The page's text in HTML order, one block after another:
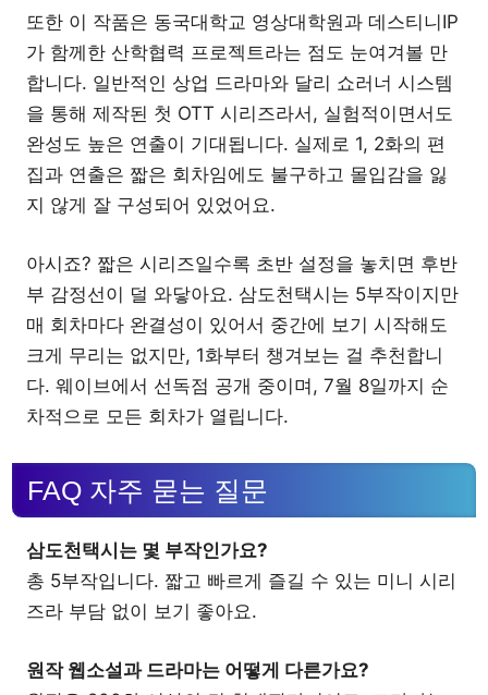
또한 이 작품은 동국대학교 영상대학원과 데스티니IP
가 함께한 산학협력 프로젝트라는 점도 눈여겨볼 만
합니다. 일반적인 상업 드라마와 달리 쇼러너 시스템
을 통해 제작된 첫 OTT 시리즈라서, 실험적이면서도
완성도 높은 연출이 기대됩니다. 실제로 1, 2화의 편
집과 연출은 짧은 회차임에도 불구하고 몰입감을 잃
지 않게 잘 구성되어 있었어요.
아시죠? 짧은 시리즈일수록 초반 설정을 놓치면 후반
부 감정선이 덜 와닿아요. 삼도천택시는 5부작이지만
매 회차마다 완결성이 있어서 중간에 보기 시작해도
크게 무리는 없지만, 1화부터 챙겨보는 걸 추천합니
다. 웨이브에서 선독점 공개 중이며, 7월 8일까지 순
차적으로 모든 회차가 열립니다.
FAQ 자주 묻는 질문
삼도천택시는 몇 부작인가요?
총 5부작입니다. 짧고 빠르게 즐길 수 있는 미니 시리
즈라 부담 없이 보기 좋아요.
원작 웹소설과 드라마는 어떻게 다른가요?